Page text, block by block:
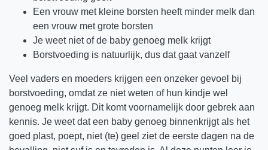
Een vrouw met kleine borsten heeft minder melk dan
een vrouw met grote borsten
Je weet niet of de baby genoeg melk krijgt
Borstvoeding is natuurlijk, dus dat gaat vanzelf
Veel vaders en moeders krijgen een onzeker gevoel bij
borstvoeding, omdat ze niet weten of hun kindje wel
genoeg melk krijgt. Dit komt voornamelijk door gebrek aan
kennis. Je weet dat een baby genoeg binnenkrijgt als het
goed plast, poept, niet (te) geel ziet de eerste dagen na de